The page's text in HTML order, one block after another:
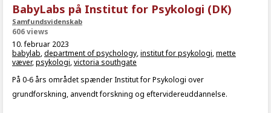
BabyLabs på Institut for Psykologi (DK)
Samfundsvidenskab
606 views
10. februar 2023
babylab,department of psychology,institut for psykologi,mette
væver,psykologi,victoria southgate
På 0-6 års området spænder Institut for Psykologi over
grundforskning, anvendt forskning og eftervidereuddannelse.